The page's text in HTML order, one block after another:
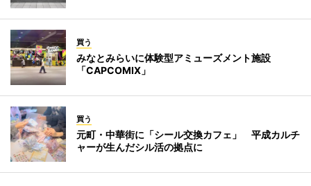
買う
みなとみらいに体験型アミューズメント施設
「CAPCOMIX」
買う
元町・中華街に「シール交換カフェ」 平成カルチ
ャーが生んだシル活の拠点に